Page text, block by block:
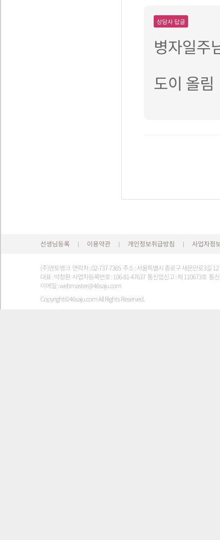
상담사 답글
병자일주
도이 올림
선생님등록 | 이용약관 | 개인정보취급방침 | 사업자정
(주)멘토뱅크 연락처 : 02-737-7365 주소 : 서울특별시 종로구 새문안로3길
대표 : 박정환 사업자등록번호 : 106-81-47637 통신업신고 : 제 110673호 통
이메일 : webmaster@46saju.com
Copyright©46saju.com All Rights Reserved.